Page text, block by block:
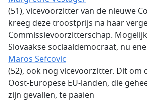
(51), vicevoorzitter van de nieuwe
kreeg deze troostprijs na haar
Commissievoorzitterschap.
Slovaakse sociaaldemocraat, nu
Maros Sefcovic
(52), ook nog vicevoorzitter. Dit om
Oost-Europese EU-landen, die
zijn gevallen, te paaien